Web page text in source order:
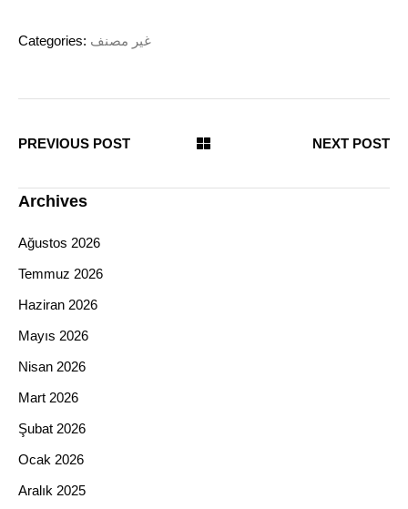
Categories: غير مصنف
PREVIOUS POST NEXT POST
Archives
Ağustos 2026
Temmuz 2026
Haziran 2026
Mayıs 2026
Nisan 2026
Mart 2026
Şubat 2026
Ocak 2026
Aralık 2025